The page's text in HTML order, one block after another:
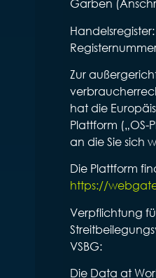
Garben
Zur
hat die
Plattform
an die Sie sich
Die Plattform
https://
Verpflichtung
VSBG:
Die Data at